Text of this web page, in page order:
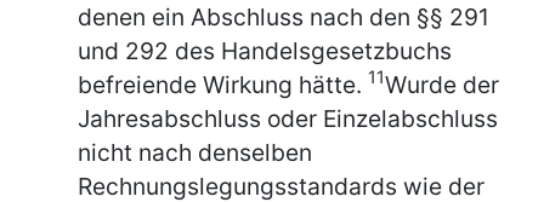
denen ein Abschluss nach den §§ 291
und 292 des Handelsgesetzbuchs
befreiende Wirkung hätte. 11Wurde der
Jahresabschluss oder Einzelabschluss
nicht nach denselben
Rechnungslegungsstandards wie der